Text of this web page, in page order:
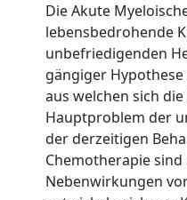
Die Akute
lebensbedrohende
unbefriedigenden
gängiger
aus welchen sich
Hauptproblem der
der derzeitigen
Chemotherapie
Nebenwirkungen